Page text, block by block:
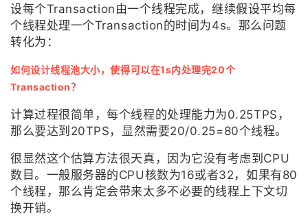
的
博
我
的
坛
我
圈
的
播
我
活
动
的
关
学
堂
的
程
我
认
证
的
实
我
的
持
我
技
支
持
的
声
建
设每个Transaction由一个线程完成，继续假设平均每
个线程处理一个Transaction的时间为4s。那么问题
转化为：
如何设计线程池大小，使得可以在1s内处理完20个
Transaction？
计算过程很简单，每个线程的处理能力为0.25TPS，
那么要达到20TPS，显然需要20/0.25=80个线程。
很显然这个估算方法很天真，因为它没有考虑到CPU
数目。一般服务器的CPU核数为16或者32，如果有80
个线程，那么肯定会带来太多不必要的线程上下文切
换开销。